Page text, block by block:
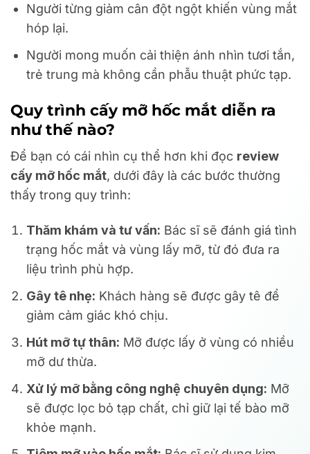
Người từng giảm cân đột ngột khiến vùng mắt
hóp lại.
Người mong muốn cải thiện ánh nhìn tươi tắn,
trẻ trung mà không cần phẫu thuật phức tạp.
Quy trình cấy mỡ hốc mắt diễn ra
như thế nào?
Để bạn có cái nhìn cụ thể hơn khi đọc review
cấy mỡ hốc mắt, dưới đây là các bước thường
thấy trong quy trình:
Thăm khám và tư vấn: Bác sĩ sẽ đánh giá tình
trạng hốc mắt và vùng lấy mỡ, từ đó đưa ra
liệu trình phù hợp.
Gây tê nhẹ: Khách hàng sẽ được gây tê để
giảm cảm giác khó chịu.
Hút mỡ tự thân: Mỡ được lấy ở vùng có nhiều
mỡ dư thừa.
Xử lý mỡ bằng công nghệ chuyên dụng: Mỡ
sẽ được lọc bỏ tạp chất, chỉ giữ lại tế bào mỡ
khỏe mạnh.